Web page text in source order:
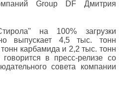
Group DF Дмитрия
на 100% загрузки
выпускает 4,5 тыс. тонн
карбамида и 2,2 тыс. тонн
в пресс-релизе со
совета компании